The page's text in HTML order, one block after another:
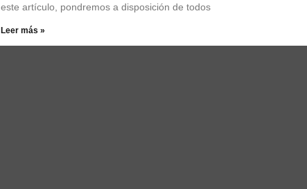
este artículo, pondremos a disposición de todos
Leer más »